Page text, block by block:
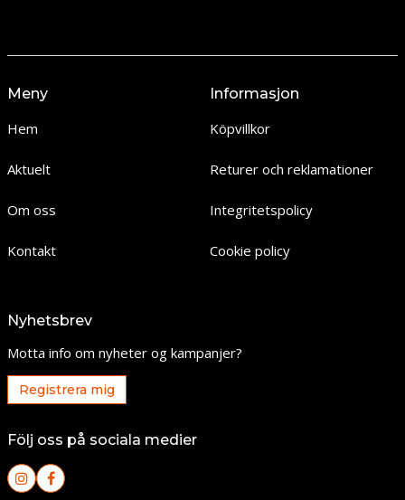
Meny
Hem
Aktuelt
Om oss
Kontakt
Informasjon
Köpvillkor
Returer och reklamationer
Integritetspolicy
Cookie policy
Nyhetsbrev
Motta info om nyheter og kampanjer?
Registrera mig
Följ oss på sociala medier